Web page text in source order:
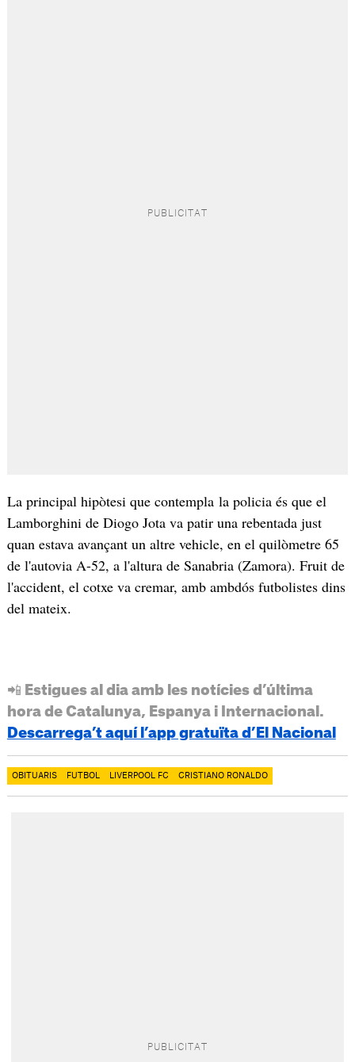
La principal hipòtesi que contempla la policia és que el
Lamborghini de Diogo Jota va patir una rebentada just
quan estava avançant un altre vehicle, en el quilòmetre 65
de l'autovia A-52, a l'altura de Sanabria (Zamora). Fruit de
l'accident, el cotxe va cremar, amb ambdós futbolistes dins
del mateix.
📲 Estigues al dia amb les notícies d’última
hora de Catalunya, Espanya i Internacional.
Descarrega’t aquí l’app gratuïta d’El Nacional
OBITUARIS FUTBOL LIVERPOOL FC CRISTIANO RONALDO